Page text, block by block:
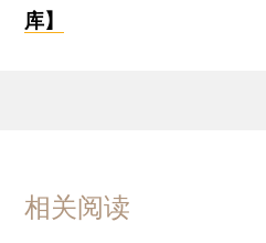
库】
相关阅读